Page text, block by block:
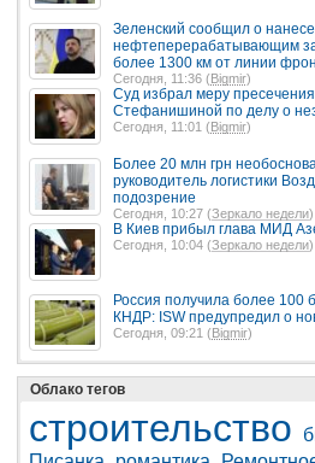
Зеленский сообщил о
нефтеперерабатывающим
более 1300 км от линии
Сегодня, 11:36 (Bigmir)
Суд избрал меру
Стефанишиной по делу о
Сегодня, 11:01 (Bigmir)
Более 20 млн грн
руководитель логистики
подозрение
Сегодня, 10:27 (Зеркало недели)
В Киев прибыл глава МИД
Сегодня, 10:04 (Зеркало недели)
Россия получила более 100
КНДР: ISW предупредил о
Сегодня, 09:21 (Bigmir)
Облако тегов
строительство